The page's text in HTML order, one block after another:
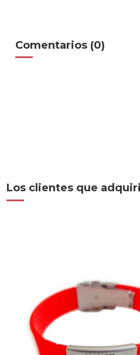
Comentarios (0)
Los clientes que